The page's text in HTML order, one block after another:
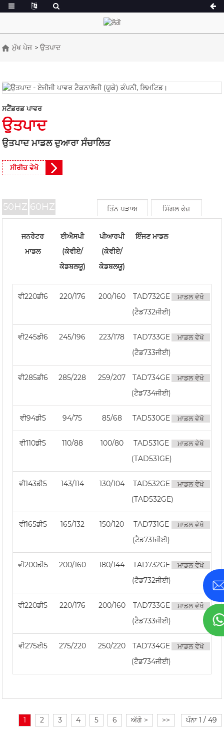
ਮੁੱਖ ਪੇਜ ਉਤਪਾਦ
ਸਟੈਂਡਰਡ ਪਾਵਰ
ਉਤਪਾਦ
ਉਤਪਾਦ ਮਾਡਲ ਦੁਆਰਾ ਸੰਚਾਲਿਤ
ਸੀਰੀਜ਼ ਵੇਖੋ
50HZ 60HZ ਸਿੰਗਲ ਫੇਜ਼
ਤਿੰਨ ਪੜਾਅ
ਜਨਰੇਟਰ
ਮਾਡਲ
ਈਐਸਪੀ
(ਕੇਵੀਏ/
ਕੇਡਬਲਯੂ)
ਪੀਆਰਪੀ
(ਕੇਵੀਏ/
ਕੇਡਬਲਯੂ)
ਇੰਜਣ ਮਾਡਲ
ਵੀ220ਡੀ6 220/176 200/160
TAD732GE
(ਟੈਡ732ਜੀਈ)
ਮਾਡਲ ਵੇਖੋ
ਵੀ245ਡੀ6 245/196 223/178
TAD733GE
(ਟੈਡ733ਜੀਈ)
ਮਾਡਲ ਵੇਖੋ
ਵੀ285ਡੀ6 285/228 259/207
TAD734GE
(ਟੈਡ734ਜੀਈ)
ਮਾਡਲ ਵੇਖੋ
ਵੀ94ਡੀ5 94/75 85/68 TAD530GE ਮਾਡਲ ਵੇਖੋ
ਵੀ110ਡੀ5 110/88 100/80
TAD531GE
(TAD531GE)
ਮਾਡਲ ਵੇਖੋ
ਵੀ143ਡੀ5 143/114 130/104
TAD532GE
(TAD532GE)
ਮਾਡਲ ਵੇਖੋ
ਵੀ165ਡੀ5 165/132 150/120
TAD731GE
(ਟੈਡ731ਜੀਈ)
ਮਾਡਲ ਵੇਖੋ
ਵੀ200ਡੀ5 200/160 180/144
TAD732GE
(ਟੈਡ732ਜੀਈ)
ਮਾਡਲ ਵੇਖੋ
ਵੀ220ਡੀ5 220/176 200/160
TAD733GE
(ਟੈਡ733ਜੀਈ)
ਮਾਡਲ ਵੇਖੋ
ਵੀ275ਈ5 275/220 250/220
TAD734GE
(ਟੈਡ734ਜੀਈ)
ਮਾਡਲ ਵੇਖੋ
1 2 3 4 5 6 ਅੱਗੇ > >> ਪੰਨਾ 1 / 49
ਸੀਯੂ ਸੀਰੀਜ਼ 33-300 ਕੇਵੀਏ
V ਸੀਰੀਜ਼ 94-285 kVA
ਸੀਯੂ ਸੀਰੀਜ਼ 275-